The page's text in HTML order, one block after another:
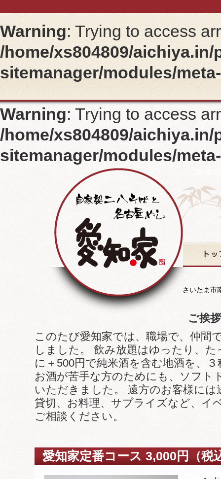
Warning: Trying to access
/home/xs804809/
sitemanager/modules/
Warning: Trying to access
/home/xs804809/
sitemanager/modules/
さいたま市
ご挨拶
このたび愛知家では、職場で、仲間
しました。 飲み放題はゆったり、
に＋500円で純米酒を含む地酒を、
お酒が苦手な方のためにも、ソフト
いただきました。 遠方のお客様に
貸切、お料理、サプライズなど、イ
ご相談ください。
愛知家定番コース 3,000円（税